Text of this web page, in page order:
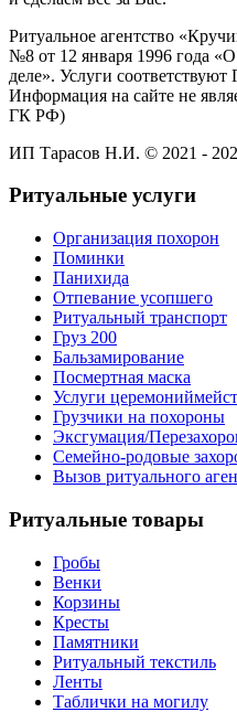
Ритуальное агентство
№8 от 12 января 1996 года
деле». Услуги
Информация на сайте не
ГК РФ)
ИП Тарасов Н.И. © 2021 -
Ритуальные услуги
Организация похорон
Поминки
Панихида
Отпевание усопшего
Ритуальный транспорт
Груз 200
Бальзамирование
Посмертная маска
Услуги
Грузчики на похороны
Эксгумация/
Семейно-родовые
Вызов ритуального
Ритуальные товары
Гробы
Венки
Корзины
Кресты
Памятники
Ритуальный текстиль
Ленты
Таблички на могилу